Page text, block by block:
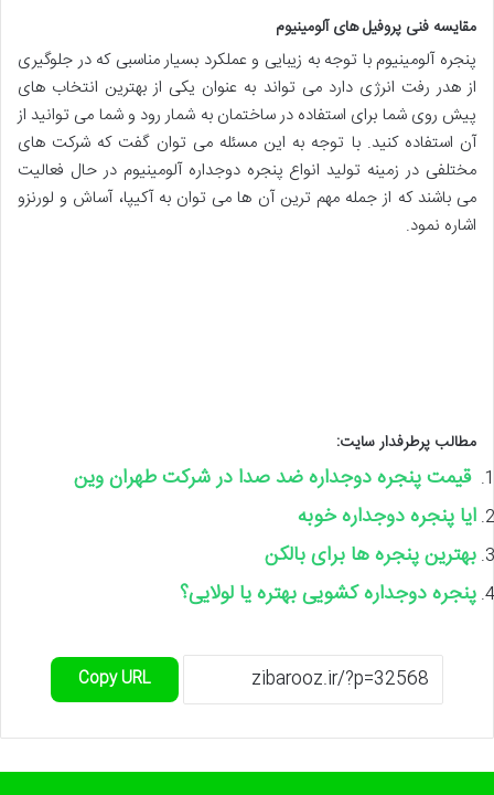
مقایسه فنی پروفیل های آلومینیوم
پنجره آلومینیوم با توجه به زیبایی و عملکرد بسیار مناسبی که در جلوگیری
از هدر رفت انرژی دارد می تواند به عنوان یکی از بهترین انتخاب های
پیش روی شما برای استفاده در ساختمان به شمار رود و شما می توانید از
آن استفاده کنید. با توجه به این مسئله می توان گفت که شرکت های
مختلفی در زمینه تولید انواع پنجره دوجداره آلومینیوم در حال فعالیت
می باشند که از جمله مهم ترین آن ها می توان به آکیپا، آساش و لورنزو
اشاره نمود.
مطالب پرطرفدار سایت:
قیمت پنجره دوجداره ضد صدا در شرکت طهران وین
ایا پنجره دوجداره خوبه
بهترین پنجره ها برای بالکن
پنجره دوجداره کشویی بهتره یا لولایی؟
Copy URL